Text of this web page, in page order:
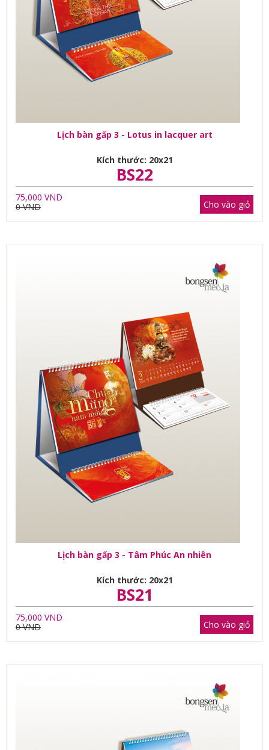
Lịch bàn gấp 3 - Lotus in lacquer art
Kích thước: 20x21
BS22
75,000 VND
0 VND
Cho vào giỏ
Lịch bàn gấp 3 - Tâm Phúc An nhiên
Kích thước: 20x21
BS21
75,000 VND
0 VND
Cho vào giỏ